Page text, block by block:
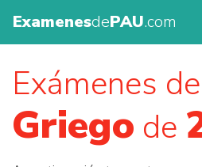
ExamenesdePAU.com
Exámenes
Griego de